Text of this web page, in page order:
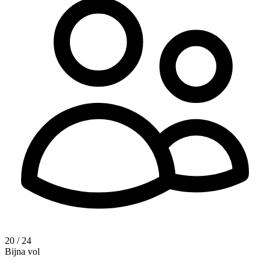
20 / 24
Bijna vol